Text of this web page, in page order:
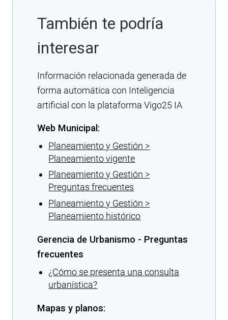
También te podría
interesar
Información relacionada generada de
forma automática con Inteligencia
artificial con la plataforma Vigo25 IA
Web Municipal:
Planeamiento y Gestión >
Planeamiento vigente
Planeamiento y Gestión >
Preguntas frecuentes
Planeamiento y Gestión >
Planeamiento histórico
Gerencia de Urbanismo - Preguntas
frecuentes
¿Cómo se presenta una consulta
urbanística?
Mapas y planos: